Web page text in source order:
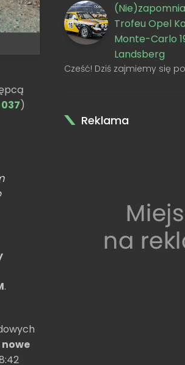
)
.
nowe
Trofeu Opel
Monte-Carlo
Landsberg
Cześć! Dziś zajmiemy się
Reklama